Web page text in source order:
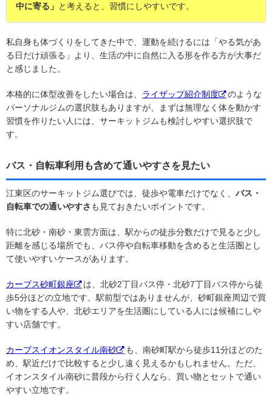
中に寄る」 と考えると、習慣にしやすいです。
私自身も体づくりをしてきた中で、運動を続けるには「やる気があ
る日だけ頑張る」より、生活の中に自然に入る形を作る方が大事だ
と感じました。
本格的に体型改善をしたい場合は、 ライザップ紹介制度
のような
パーソナルジムの選択肢もありますが、まずは無理なく体を動かす
習慣を作りたい人には、サーキットジムも検討しやすい選択肢で
す。
バス・自転車利用も含めて通いやすさを見たい
江東区のサーキットジム選びでは、徒歩や電車だけでなく、 バス・
自転車での通いやすさ も見ておきたいポイントです。
特に北砂・南砂・東雲方面は、駅からの徒歩分数だけで見ると少し
距離を感じる場所でも、バス停や自転車移動を含めると生活圏とし
て使いやすいケースがあります。
カーブス砂町銀座
は、北砂2丁目バス停・北砂7丁目バス停から徒
歩5分ほどの立地です。駅前型ではありませんが、砂町銀座周辺で買
い物をする人や、北砂エリアを生活圏にしている人には候補にしや
すい店舗です。
カーブスイオンスタイル南砂
も、南砂町駅から徒歩11分ほどのた
め、駅近だけで比較すると少し遠く見えるかもしれません。ただ、
イオンスタイル南砂に普段から行く人なら、買い物とセットで通い
やすい立地です。